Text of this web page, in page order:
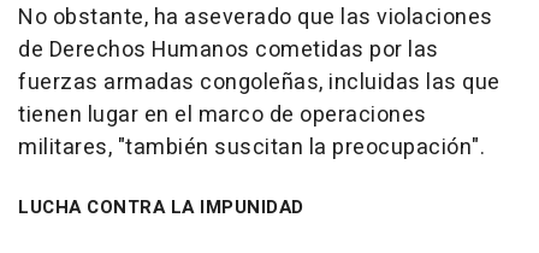
No obstante, ha aseverado que las violaciones
de Derechos Humanos cometidas por las
fuerzas armadas congoleñas, incluidas las que
tienen lugar en el marco de operaciones
militares, "también suscitan la preocupación".
LUCHA CONTRA LA IMPUNIDAD